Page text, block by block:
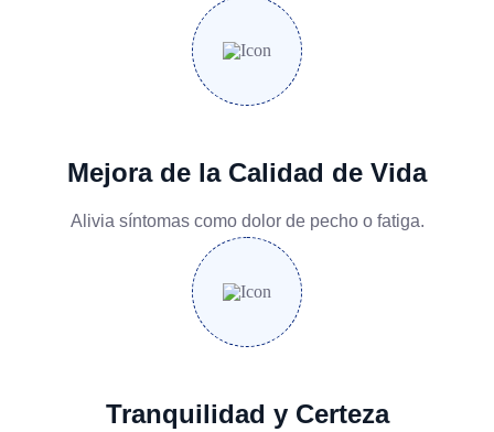
Mejora de la Calidad de Vida
Alivia síntomas como dolor de pecho o fatiga.
Tranquilidad y Certeza